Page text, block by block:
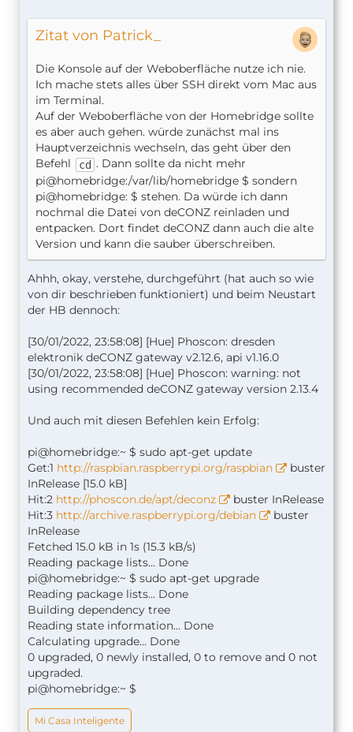
Zitat von Patrick_
Die Konsole auf der Weboberfläche nutze ich nie.
Ich mache stets alles über SSH direkt vom Mac aus
im Terminal.
Auf der Weboberfläche von der Homebridge sollte
es aber auch gehen. würde zunächst mal ins
Hauptverzeichnis wechseln, das geht über den
Befehl
cd . Dann sollte da nicht mehr
pi@homebridge:/var/lib/homebridge $ sondern
pi@homebridge: $ stehen. Da würde ich dann
nochmal die Datei von deCONZ reinladen und
entpacken. Dort findet deCONZ dann auch die alte
Version und kann die sauber überschreiben.
Ahhh, okay, verstehe, durchgeführt (hat auch so wie
von dir beschrieben funktioniert) und beim Neustart
der HB dennoch:
[30/01/2022, 23:58:08] [Hue] Phoscon: dresden
elektronik deCONZ gateway v2.12.6, api v1.16.0
[30/01/2022, 23:58:08] [Hue] Phoscon: warning: not
using recommended deCONZ gateway version 2.13.4
Und auch mit diesen Befehlen kein Erfolg:
pi@homebridge:~ $ sudo apt-get update
Get:1 http://raspbian.raspberrypi.org/raspbian
buster
InRelease [15.0 kB]
Hit:2 http://phoscon.de/apt/deconz
buster InRelease
Hit:3 http://archive.raspberrypi.org/debian
buster
InRelease
Fetched 15.0 kB in 1s (15.3 kB/s)
Reading package lists... Done
pi@homebridge:~ $ sudo apt-get upgrade
Reading package lists... Done
Building dependency tree
Reading state information... Done
Calculating upgrade... Done
0 upgraded, 0 newly installed, 0 to remove and 0 not
upgraded.
pi@homebridge:~ $
Mi Casa Inteligente